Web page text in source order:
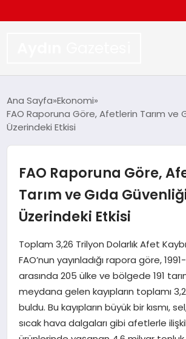
TEKNOLOJI
SIYASET
YAŞAM
MAGAZIN
SAĞLIK
Ana Sayfa Ekonomi
FAO Raporuna Göre, Afetlerin Tarım ve
Üzerindeki Etkisi
FAO Raporuna Göre,
Tarım ve Gıda
Üzerindeki Etkisi
Toplam 3,26 Trilyon Dolarlık Afet
FAO’nun yayınladığı rapora göre, 1991-
arasında 205 ülke ve bölgede 191
meydana gelen kayıpların toplamı
buldu. Bu kayıpların büyük bir kısmı,
sıcak hava dalgaları gibi afetlerle